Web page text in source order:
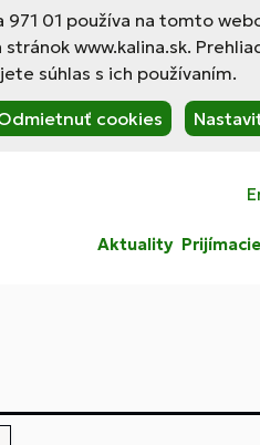
01 používa na tomto
www.kalina.sk.
súhlas s ich používaním.
cookies
Aktuality